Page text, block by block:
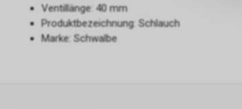
Ventillänge: 40 mm
Produktbezeichnung: Schlauch
Marke: Schwalbe